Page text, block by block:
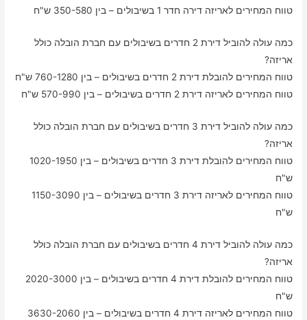
טווח המחירים לאריזה דירה חדר 1 בשיבולים – בין 350-580 ש"ח
כמה עולה להוביל דירת 2 חדרים בשיבולים עם חברת הובלה כולל
אריזה?
טווח המחירים להובלת דירת 2 חדרים בשיבולים – בין 760-1280 ש"ח
טווח המחירים לאריזה דירת 2 חדרים בשיבולים – בין 570-990 ש"ח
כמה עולה להוביל דירת 3 חדרים בשיבולים עם חברת הובלה כולל
אריזה?
טווח המחירים להובלת דירת 3 חדרים בשיבולים – בין 1020-1950
ש"ח
טווח המחירים לאריזה דירת 3 חדרים בשיבולים – בין 1150-3090
ש"ח
כמה עולה להוביל דירת 4 חדרים בשיבולים עם חברת הובלה כולל
אריזה?
טווח המחירים להובלת דירת 4 חדרים בשיבולים – בין 2020-3000
ש"ח
טווח המחירים לאריזה דירת 4 חדרים בשיבולים – בין 3630-2060